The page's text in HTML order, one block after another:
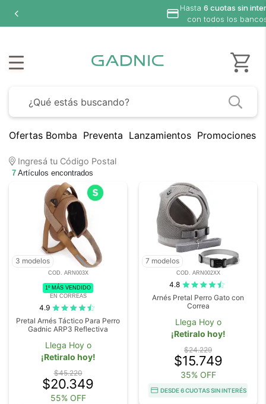
Hasta 6 cuotas sin
con todos los
Ofertas Bomba Preventa Lanzamientos Promociones
Ingresá tu Código Postal
7 Artículos encontrados
3 modelos
COD. ARN003X
1º MÁS VENDIDO
EN CORREAS
4.9
Pretal Arnés Táctico Para Perro
Gadnic ARP3 Reflectiva
Llega Hoy o
¡Retiralo hoy!
$45.220
$20.349
55% OFF
7 modelos
COD. ARN002XX
4.8
Arnés Pretal Perro Gato con
Correa
Llega Hoy o
¡Retiralo hoy!
$24.229
$15.749
35% OFF
DESDE 6 CUOTAS SIN INTERÉS